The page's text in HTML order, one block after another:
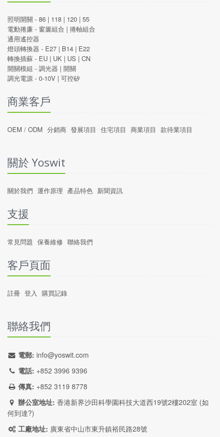
照明開關 - 86 | 118 | 120 | 55
電動捲廉 - 窗簾組合 | 捲軸組合
通用遙控器
燈頭轉換器 - E27 | B14 | E22
轉換插蘇 - EU | UK | US | CN
開關模組 - 調光器 | 開關
調光電源 - 0-10V | 可控矽
商業客戶
OEM / ODM 分銷商 發展項目 住宅項目 商業項目 款待業項目
關於 Yoswit
關於我們 運作原理 產品特色 新聞資訊
支援
常見問題 保養維修 聯絡我們
客戶頁面
註冊 登入 購買記錄
聯絡我們
電郵: info@yoswit.com
電話: +852 3996 9396
傳真: +852 3119 8778
辦公室地址: 香港新界沙田科學園科技大道西19號2樓202室 (如
何到達?)
工廠地址: 廣東省中山市東升鎮裕民路28號